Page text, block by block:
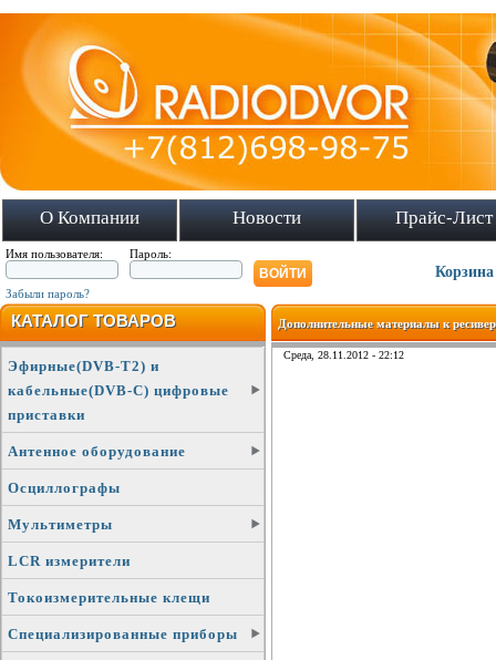
О Компании Новости Прайс-Лист
Имя пользователя: Пароль:
Забыли пароль?
Корзина
КАТАЛОГ ТОВАРОВ
Эфирные(DVB-T2) и
кабельные(DVB-C) цифровые
приставки
Антенное оборудование
Осциллографы
Мультиметры
LCR измерители
Токоизмерительные клещи
Специализированные приборы
Дополнительные материалы к
Среда, 28.11.2012 - 22:12